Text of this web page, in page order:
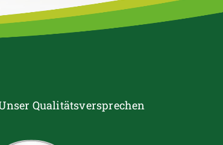
Qualitätsversprechen